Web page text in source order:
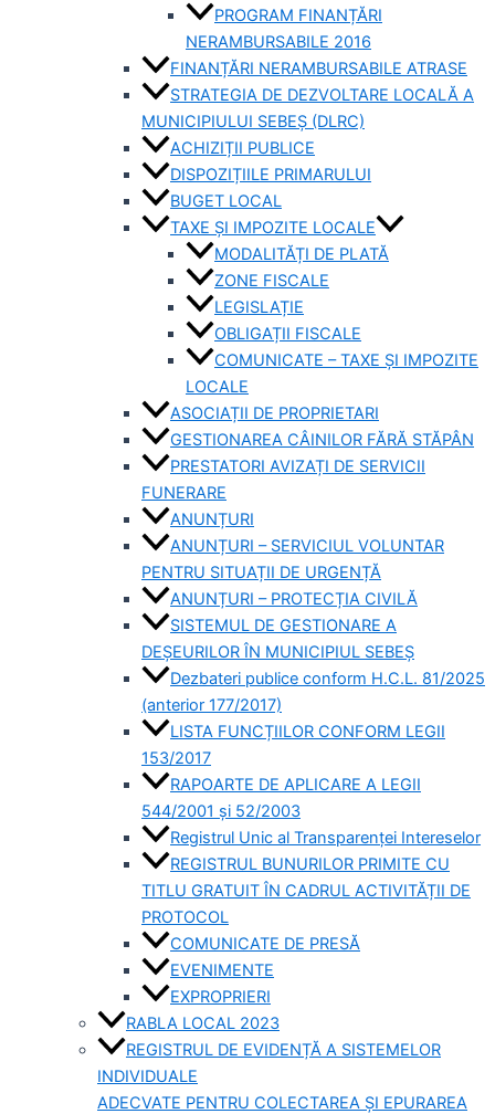
PROGRAM FINANȚĂRI
NERAMBURSABILE 2016
FINANȚĂRI NERAMBURSABILE ATRASE
STRATEGIA DE DEZVOLTARE LOCALĂ A
MUNICIPIULUI SEBEȘ (DLRC)
ACHIZIȚII PUBLICE
DISPOZIȚIILE PRIMARULUI
BUGET LOCAL
TAXE ȘI IMPOZITE LOCALE
MODALITĂȚI DE PLATĂ
ZONE FISCALE
LEGISLAȚIE
OBLIGAȚII FISCALE
COMUNICATE – TAXE ȘI IMPOZITE
LOCALE
ASOCIAȚII DE PROPRIETARI
GESTIONAREA CÂINILOR FĂRĂ STĂPÂN
PRESTATORI AVIZAȚI DE SERVICII
FUNERARE
ANUNȚURI
ANUNȚURI – SERVICIUL VOLUNTAR
PENTRU SITUAȚII DE URGENȚĂ
ANUNȚURI – PROTECȚIA CIVILĂ
SISTEMUL DE GESTIONARE A
DEȘEURILOR ÎN MUNICIPIUL SEBEȘ
Dezbateri publice conform H.C.L. 81/2025
(anterior 177/2017)
LISTA FUNCȚIILOR CONFORM LEGII
153/2017
RAPOARTE DE APLICARE A LEGII
544/2001 și 52/2003
Registrul Unic al Transparenței Intereselor
REGISTRUL BUNURILOR PRIMITE CU
TITLU GRATUIT ÎN CADRUL ACTIVITĂȚII DE
PROTOCOL
COMUNICATE DE PRESĂ
EVENIMENTE
EXPROPRIERI
RABLA LOCAL 2023
REGISTRUL DE EVIDENȚĂ A SISTEMELOR
INDIVIDUALE
ADECVATE PENTRU COLECTAREA ȘI EPURAREA